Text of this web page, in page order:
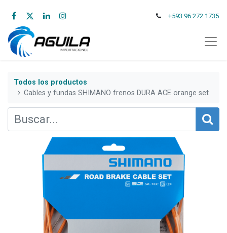
+593 96 272 1735
Todos los productos
Cables y fundas SHIMANO frenos DURA ACE orange set